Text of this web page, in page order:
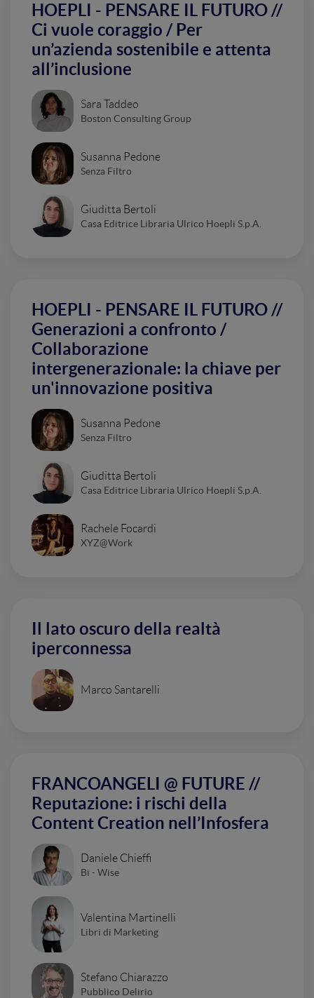
HOEPLI - PENSARE IL FUTURO //
Ci vuole coraggio / Per
un’azienda sostenibile e attenta
all’inclusione
Sara Taddeo
Boston Consulting Group
Susanna Pedone
Senza Filtro
Giuditta Bertoli
Casa Editrice Libraria Ulrico Hoepli S.p.A.
HOEPLI - PENSARE IL FUTURO //
Generazioni a confronto /
Collaborazione
intergenerazionale: la chiave per
un'innovazione positiva
Susanna Pedone
Senza Filtro
Giuditta Bertoli
Casa Editrice Libraria Ulrico Hoepli S.p.A.
Rachele Focardi
XYZ@Work
Il lato oscuro della realtà
iperconnessa
Marco Santarelli
FRANCOANGELI @ FUTURE //
Reputazione: i rischi della
Content Creation nell’Infosfera
Daniele Chieffi
Bi - Wise
Valentina Martinelli
Libri di Marketing
Stefano Chiarazzo
Pubblico Delirio